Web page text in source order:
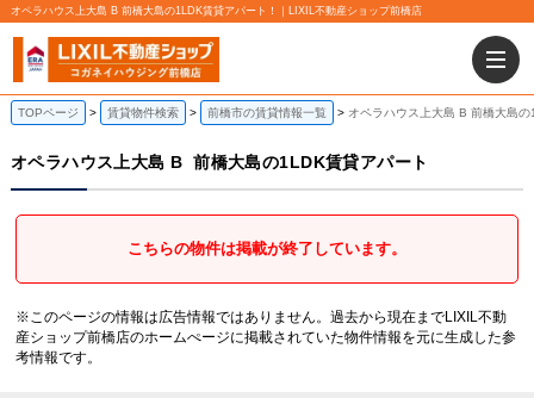
オペラハウス上大島 B 前橋大島の1LDK賃貸アパート！｜LIXIL不動産ショップ前橋店
TOPページ 賃貸物件検索 前橋市の賃貸情報一覧 オペラハウス上大島 B 前橋大島
オペラハウス上大島 B 前橋大島の1LDK賃貸アパート
こちらの物件は掲載が終了しています。
※このページの情報は広告情報ではありません。過去から現在までLIXIL不動
産ショップ前橋店のホームぺージに掲載されていた物件情報を元に生成した参
考情報です。